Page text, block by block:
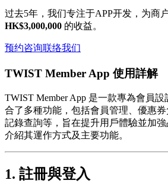
过去5年，我们专注于APP开发，为商
HK$3,000,000 的收益。
预约咨询联络我们
TWIST Member App 使用詳解
TWIST Member App 是一款專為會員
合了多種功能，包括會員管理、優惠
記錄查詢等，旨在提升用戶體驗並加
介紹其運作方式及主要功能。
1. 註冊與登入